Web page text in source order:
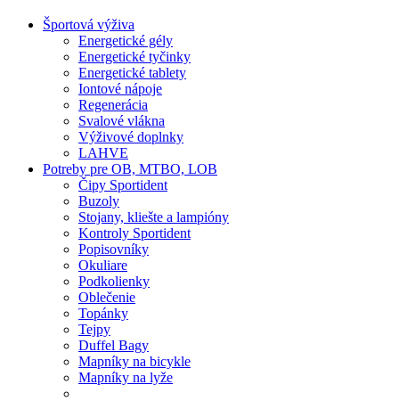
Športová výživa
Energetické gély
Energetické tyčinky
Energetické tablety
Iontové nápoje
Regenerácia
Svalové vlákna
Výživové doplnky
LAHVE
Potreby pre OB, MTBO, LOB
Čipy Sportident
Buzoly
Stojany, kliešte a lampióny
Kontroly Sportident
Popisovníky
Okuliare
Podkolienky
Oblečenie
Topánky
Tejpy
Duffel Bagy
Mapníky na bicykle
Mapníky na lyže